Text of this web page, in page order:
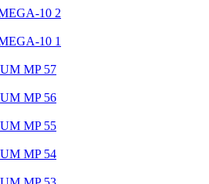
10 2
10 1
MP 57
MP 56
MP 55
MP 54